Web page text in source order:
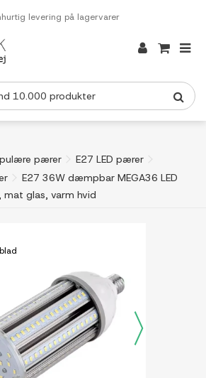
levering på lagervarer
pærer
E27 LED pærer
E27 36W dæmpbar MEGA36 LED
glas, varm hvid